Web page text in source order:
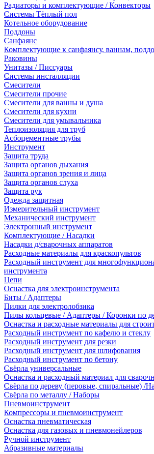
Радиаторы и комплектующие / Конвекторы
Системы Тёплый пол
Котельное оборудование
Поддоны
Санфаянс
Комплектующие к санфаянсу, ваннам,
Раковины
Унитазы / Писсуары
Системы инсталляции
Смесители
Смесители прочие
Смесители для ванны и душа
Смесители для кухни
Смесители для умывальника
Теплоизоляция для труб
Асбоцементные трубы
Инструмент
Защита труда
Защита органов дыхания
Защита органов зрения и лица
Защита органов слуха
Защита рук
Одежда защитная
Измерительный инструмент
Механический инструмент
Электронный инструмент
Комплектующие / Насадки
Насадки д/сварочных аппаратов
Расходные материалы для краскопультов
Расходный инструмент для
инструмента
Цепи
Оснастка для электроинструмента
Биты / Адаптеры
Пилки для электролобзика
Пилы кольцевые / Адаптеры / Коронки по
Оснастка и расходные материалы для
Расходный инструмент по кафелю и стеклу
Расходный инструмент для резки
Расходный инструмент для шлифования
Расходный инструмент по бетону
Свёрла универсальные
Оснастка и расходный материал для
Свёрла по дереву (перовые, спиральные) /
Свёрла по металлу / Наборы
Пневмоинструмент
Компрессоры и пневмоинструмент
Оснастка пневматическая
Оснастка для газовых и пневмонейлеров
Ручной инструмент
Абразивные материалы